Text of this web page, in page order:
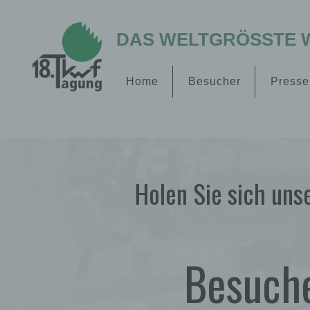
DAS WELTGRÖSSTE
Home Besucher Presse
Holen Sie sich